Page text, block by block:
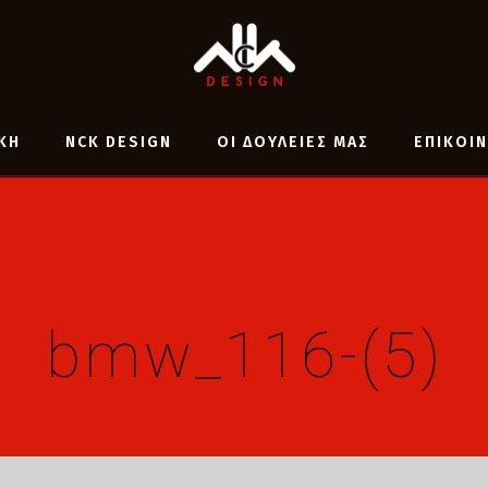
NCK DESIGN ΟΙ ΔΟΥΛΕΙΕΣ ΜΑΣ
bmw_116-(5)